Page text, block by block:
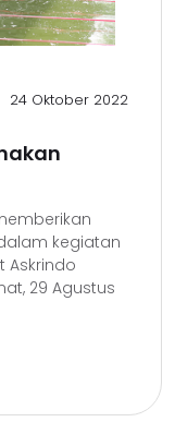
24 Oktober 2022
kegiatan
Askrindo
29 Agustus